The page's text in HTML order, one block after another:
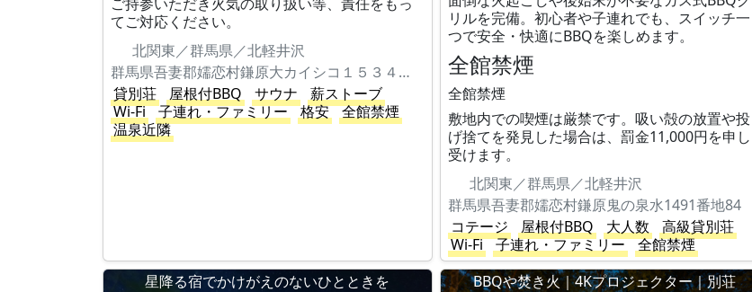
てご対応ください。
北関東／群馬県／北軽井沢
群馬県吾妻郡嬬恋村鎌原大カイシコ１５３４－３
貸別荘
屋根付BBQ サウナ
薪ストーブ
Wi-Fi
子連れ・ファミリー 格安
全館禁煙
温泉近隣
リルを完備。初心者や子連れでも、スイッチ一
つで安全・快適にBBQを楽しめます。
全館禁煙
全館禁煙
敷地内での喫煙は厳禁です。吸い殻の放置や投
げ捨てを発見した場合は、罰金11,000円を申し
受けます。
北関東／群馬県／北軽井沢
群馬県吾妻郡嬬恋村鎌原鬼の泉水1491番地84
コテージ
屋根付BBQ 大人数
高級貸別荘
Wi-Fi
子連れ・ファミリー 全館禁煙
星降る宿でかけがえのないひとときを
BBQや焚き火｜4Kプロジェクター｜別荘